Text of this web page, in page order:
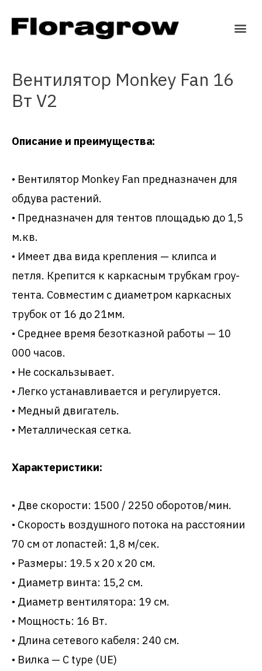
Вентилятор Monkey Fan 16
Вт V2
Описание и преимущества:
• Вентилятор Monkey Fan предназначен для
обдува растений.
• Предназначен для тентов площадью до 1,5
м.кв.
• Имеет два вида крепления — клипса и
петля. Крепится к каркасным трубкам гроу-
тента. Совместим с диаметром каркасных
трубок от 16 до 21мм.
• Среднее время безотказной работы — 10
000 часов.
• Не соскальзывает.
• Легко устанавливается и регулируется.
• Медный двигатель.
• Металлическая сетка.
Характеристики:
• Две скорости: 1500 / 2250 оборотов/мин.
• Скорость воздушного потока на расстоянии
70 см от лопастей: 1,8 м/сек.
• Размеры: 19.5 x 20 x 20 см.
• Диаметр винта: 15,2 см.
• Диаметр вентилятора: 19 см.
• Мощность: 16 Вт.
• Длина сетевого кабеля: 240 см.
• Вилка — С type (UE)